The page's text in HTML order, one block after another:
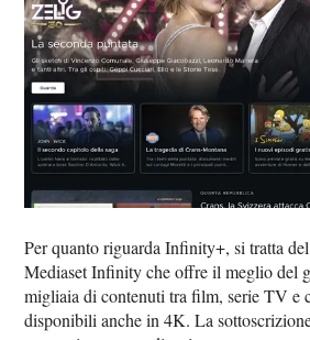
Per quanto riguarda Infinity+, si tratta
Mediaset Infinity che offre il meglio del
migliaia di contenuti tra film, serie TV e
disponibili anche in 4K. La